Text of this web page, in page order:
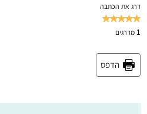
דרג את הכתבה
1 מדרגים
הדפס